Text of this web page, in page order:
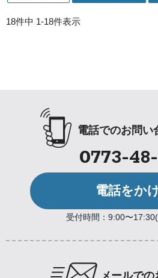
18件中 1-18件表示
電話でのお問い
0773-48-
電話をか
受付時間：9:00〜
メールで